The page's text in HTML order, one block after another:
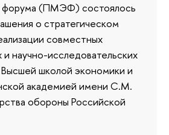
форума (ПМЭФ) состоялось
о стратегическом
совместных
и научно-исследовательских
школой экономики и
академией имени С.М.
обороны Российской